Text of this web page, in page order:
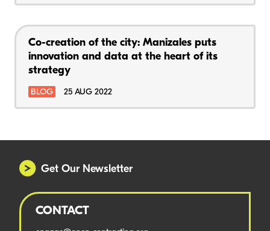
Co-creation of the city: Manizales puts
innovation and data at the heart of its
strategy
BLOG 25 AUG 2022
Get Our Newsletter
CONTACT